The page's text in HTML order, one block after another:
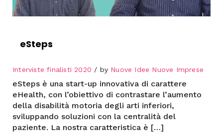
eSteps
Interviste finalisti 2020 by Nuove Idee Nuove Imprese
eSteps è una start-up innovativa di carattere
eHealth, con l’obiettivo di contrastare l’aumento
della disabilità motoria degli arti inferiori,
sviluppando soluzioni con la centralità del
paziente. La nostra caratteristica è […]